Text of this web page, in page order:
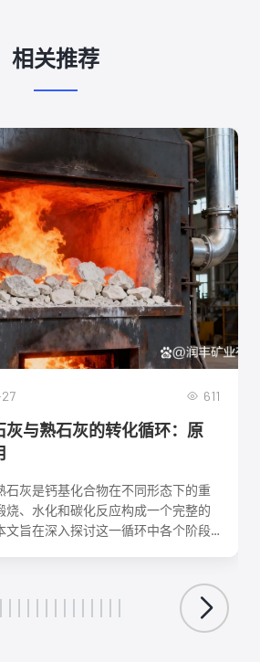
相关推荐
611
灰与熟石灰的转化循环：原
石灰是钙基化合物在不同形态下的重
烧、水化和碳化反应构成一个完整的
文旨在深入探讨这一循环中各个阶段
能耗、实现资源可持续利用具有重要